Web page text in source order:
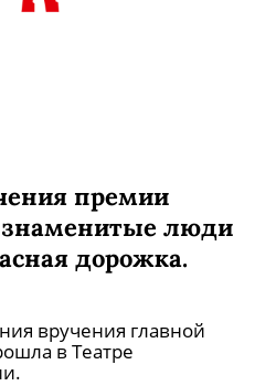
премии
люди
дорожка.
вручения главной
в Театре